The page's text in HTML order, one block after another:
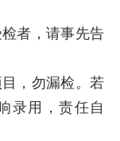
者，请事先告
，勿漏检。若
录用，责任自